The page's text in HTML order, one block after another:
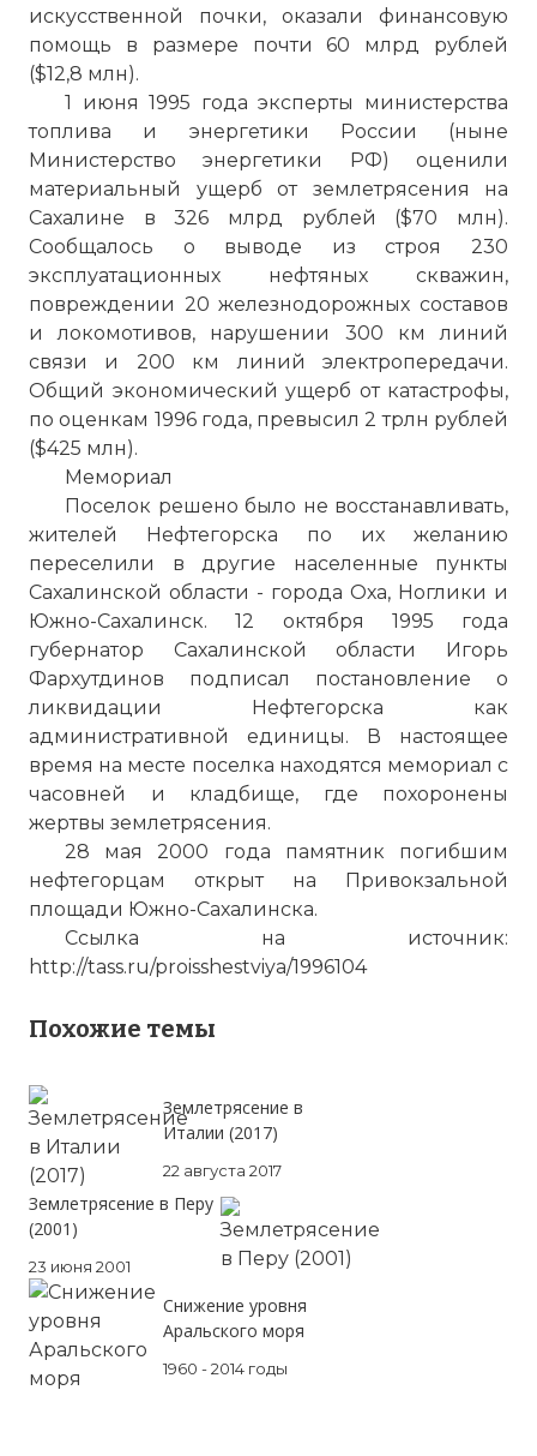
искусственной почки, оказали финансовую
помощь в размере почти 60 млрд рублей
($12,8 млн).
1 июня 1995 года эксперты министерства
топлива и энергетики России (ныне
Министерство энергетики РФ) оценили
материальный ущерб от землетрясения на
Сахалине в 326 млрд рублей ($70 млн).
Сообщалось о выводе из строя 230
эксплуатационных нефтяных скважин,
повреждении 20 железнодорожных составов
и локомотивов, нарушении 300 км линий
связи и 200 км линий электропередачи.
Общий экономический ущерб от катастрофы,
по оценкам 1996 года, превысил 2 трлн рублей
($425 млн).
Мемориал
Поселок решено было не восстанавливать,
жителей Нефтегорска по их желанию
переселили в другие населенные пункты
Сахалинской области - города Оха, Ноглики и
Южно-Сахалинск. 12 октября 1995 года
губернатор Сахалинской области Игорь
Фархутдинов подписал постановление о
ликвидации Нефтегорска как
административной единицы. В настоящее
время на месте поселка находятся мемориал с
часовней и кладбище, где похоронены
жертвы землетрясения.
28 мая 2000 года памятник погибшим
нефтегорцам открыт на Привокзальной
площади Южно-Сахалинска.
Ссылка на источник:
http://tass.ru/proisshestviya/1996104
Похожие темы
Землетрясение в
Италии (2017)
22 августа 2017
Землетрясение в Перу
(2001)
23 июня 2001
Снижение уровня
Аральского моря
1960 - 2014 годы
Землетрясение в Нефтегорске
Имя:
Комментарий:
Проверочный код:
Вернуться в статью:Землетрясение в